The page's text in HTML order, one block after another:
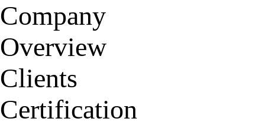
Company
Overview
Clients
Certification